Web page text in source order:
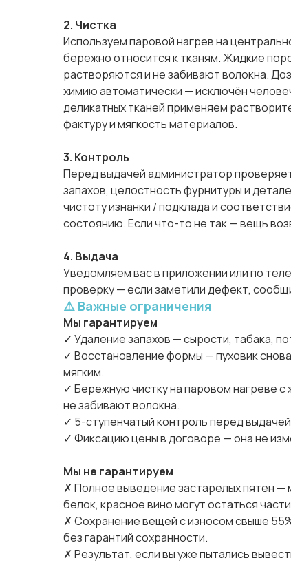
2. Чистка
Используем паровой нагрев на
бережно относится к тканям. Жидкие
растворяются и не забивают волокна.
химию автоматически — исключён
деликатных тканей применяем
фактуру и мягкость материалов.
3. Контроль
Перед выдачей администратор
запахов, целостность фурнитуры и
чистоту изнанки / подклада и
состоянию. Если что-то не так — вещь
4. Выдача
Уведомляем вас в приложении или по
проверку — если заметили дефект,
⚠️ Важные ограничения
Мы гарантируем
✓ Удаление запахов — сырости, табака,
✓ Восстановление формы — пуховик
мягким.
✓ Бережную чистку на паровом нагреве
не забивают волокна.
✓ 5-ступенчатый контроль перед
✓ Фиксацию цены в договоре — она не
Мы не гарантируем
✗ Полное выведение застарелых пятен —
белок, красное вино могут остаться
✗ Сохранение вещей с износом свыше
без гарантий сохранности.
✗ Результат, если вы уже пытались